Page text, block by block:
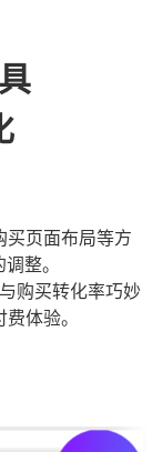
买页面布局等方
整。
购买转化率巧妙
体验。